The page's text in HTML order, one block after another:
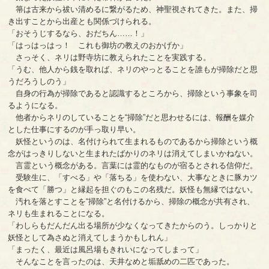
箒は古来から祓い清めるに繋がるため、神聖視されてきた。また、掃
き出すことから出産とも関係づけられる。
「おそうじするなら、おだちん……！」
「はっはっはっ！ これも御坊の教えのおかげか」
さっそく、ネリは野寺坊に教えられたことを実践する。
「うむ、他人から銭を取れば、ネリのやっとることを誰もが掃除だと思
うだろうしのう」
自身の行為が掃除であると認識するところから、掃除という事象を司
るようになる。
他者からネリのしていることを“掃除”だと思わせるには、報酬を媒介
とした仕事にするのが手っ取り早い。
妖怪というのは、名付けられて生まれるものであるから掃除という概
念がはっきりしないと生まれたばかりのネリは消えてしまいかねない。
言霊という概念がある。言葉には霊的なものが宿るとされる信仰だ。
受験生に、「すべる」や「落ちる」を使わない、大事なときに豚カツ
を食べて「勝つ」と縁起を担ぐのもこの名残だ。妖怪も無縁ではない。
汚れを落とすことを“掃除”と名付けるから、掃除の概念が共有され、
ネリも生まれることになる。
「わしらもだんだん出る場所が少なくなってきたからのう。しっかりと
妖怪として為さぬと消えてしまうかもしれん」
「まったく、最近は風呂場もきれいになってしまって」
そんなことを言ったのは、天井なめと垢舐めの二匹であった。